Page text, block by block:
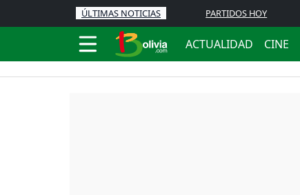
ÚLTIMAS NOTICIAS PARTIDOS HOY
ACTUALIDAD CINE